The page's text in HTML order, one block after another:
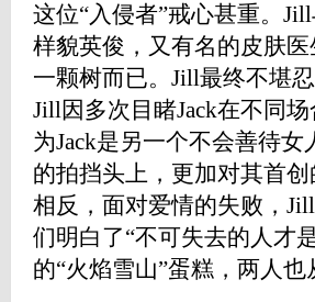
这位“入侵者”戒心甚重。
样貌英俊，又有名的皮肤
一颗树而已。Jill最终不堪
Jill因多次目睹Jack在不同
为Jack是另一个不会善待
的拍挡头上，更加对其首
相反，面对爱情的失败，
们明白了“不可失去的人才
的“火焰雪山”蛋糕，两人